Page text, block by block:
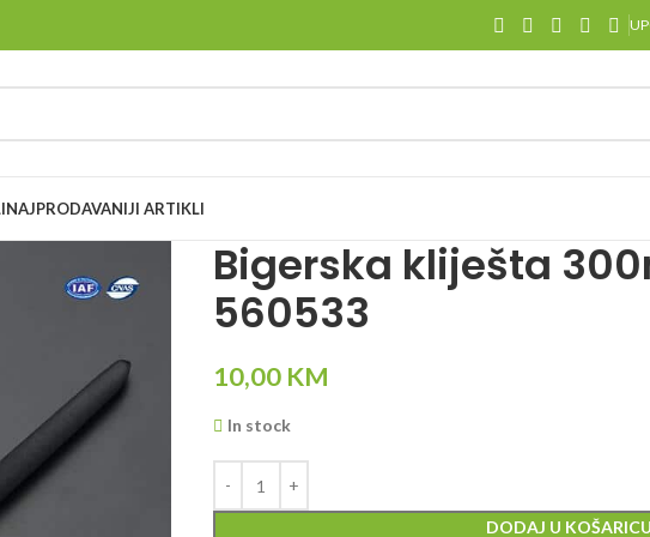
NAJPRODAVANIJI ARTIKLI
Bigerska kliješta
560533
10,00 KM
In stock
DODAJ U KOŠARICU